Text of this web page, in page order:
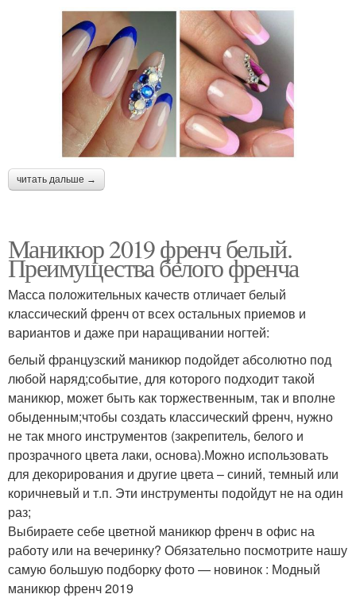
читать дальше →
Маникюр 2019 френч белый.
Преимущества белого френча
Масса положительных качеств отличает белый
классический френч от всех остальных приемов и
вариантов и даже при наращивании ногтей:
белый французский маникюр подойдет абсолютно под
любой наряд;событие, для которого подходит такой
маникюр, может быть как торжественным, так и вполне
обыденным;чтобы создать классический френч, нужно
не так много инструментов (закрепитель, белого и
прозрачного цвета лаки, основа).Можно использовать
для декорирования и другие цвета – синий, темный или
коричневый и т.п. Эти инструменты подойдут не на один
раз;
Выбираете себе цветной маникюр френч в офис на
работу или на вечеринку? Обязательно посмотрите нашу
самую большую подборку фото — новинок : Модный
маникюр френч 2019